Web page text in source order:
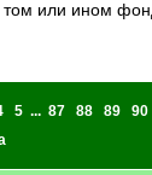
5 ... 87 88 89 90